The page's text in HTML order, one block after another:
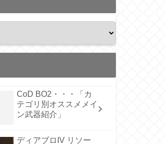
CoD BO2・・・「カ
テゴリ別オススメメイ
ン武器紹介」
ディアブロIV リソー